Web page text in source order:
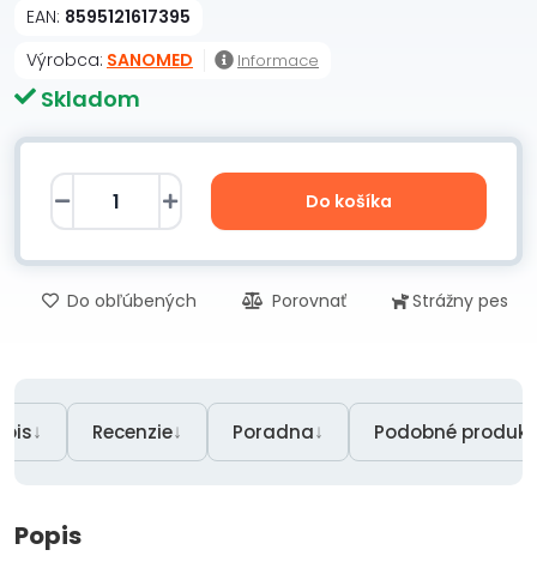
EAN: 8595121617395
Výrobca: SANOMED Informace
Skladom
Do košíka
Do obľúbených Porovnať Strážny pes
↓ Recenzie↓ Poradna↓ Podobné
Popis